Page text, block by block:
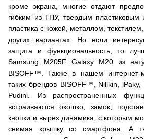
кроме экрана, многие отдают
гибким из ТПУ, твердым
пластика с кожей, металлом,
других вариантах. Но если
защита и функциональность, то
Samsung M205F Galaxy M20 из
BISOFF™. Также в нашем интернет-
таких брендов BISOFF™, Nillkin, iPaky,
Pudini. Из распространенных
встраиваются окошко, замок,
кнопки и вырез динамика, с которым
снимая крышку со смартфона. А